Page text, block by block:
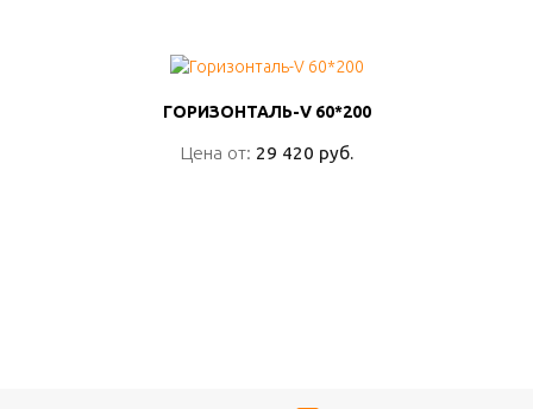
ГОРИЗОНТАЛЬ-V 60*200
Цена от: 29 420 руб.
ГОРИЗОНТАЛЬ-V 60*200
Цена от: 29 420 руб.